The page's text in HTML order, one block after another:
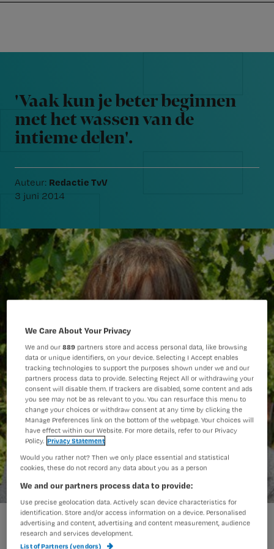
navigation
content
Nursing
'Vaak kun je beter beginnen met het wassen van de intieme
delen'.
'Vaak kun je beter beginnen
met het wassen van de
intieme delen'.
Auteur: Redactie TvV
3 juni 2014
We Care About Your Privacy
We and our889 partners store and access personal data, like browsing
data or unique identifiers, on your device. Selecting I Accept enables
tracking technologies to support the purposes shown under we and our
partners process data to provide. Selecting Reject All or withdrawing your
consent will disable them. If trackers are disabled, some content and ads
you see may not be as relevant to you. You can resurface this menu to
change your choices or withdraw consent at any time by clicking the
Manage Preferences link on the bottom of the webpage. Your choices will
have effect within our Website. For more details, refer to our Privacy
Policy. Privacy Statement
Would you rather not? Then we only place essential and statistical
cookies, these do not record any data about you as a person
We and our partners process data to provide:
Use precise geolocation data. Actively scan device characteristics for
identification. Store and/or access information on a device. Personalised
advertising and content, advertising and content measurement, audience
research and services development.
List of Partners (vendors)